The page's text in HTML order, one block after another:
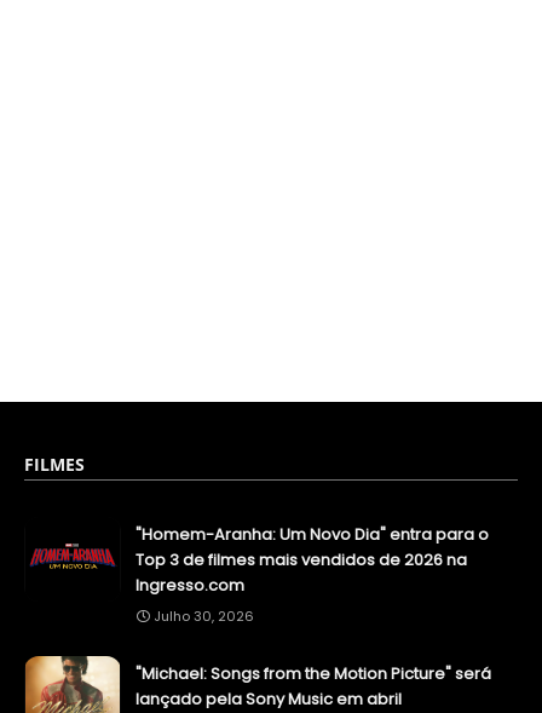
FILMES
"Homem-Aranha: Um Novo Dia" entra para o
Top 3 de filmes mais vendidos de 2026 na
Ingresso.com
Julho 30, 2026
"Michael: Songs from the Motion Picture" será
lançado pela Sony Music em abril